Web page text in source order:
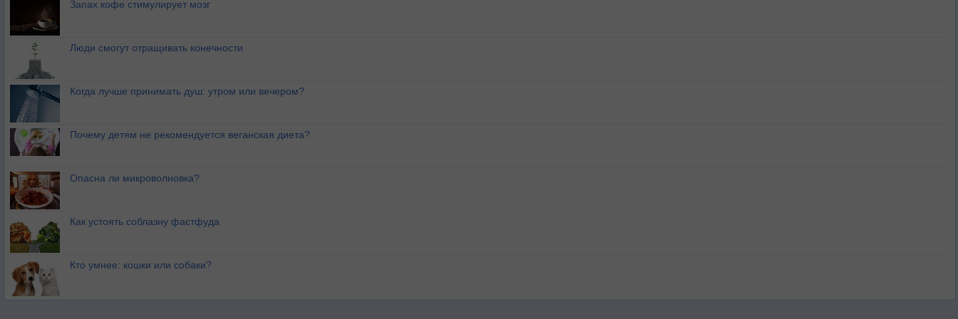
Запах кофе стимулирует мозг
Люди смогут отращивать конечности
Когда лучше принимать душ: утром или вечером?
Почему детям не рекомендуется веганская диета?
Опасна ли микроволновка?
Как устоять соблазну фастфуда
Кто умнее: кошки или собаки?